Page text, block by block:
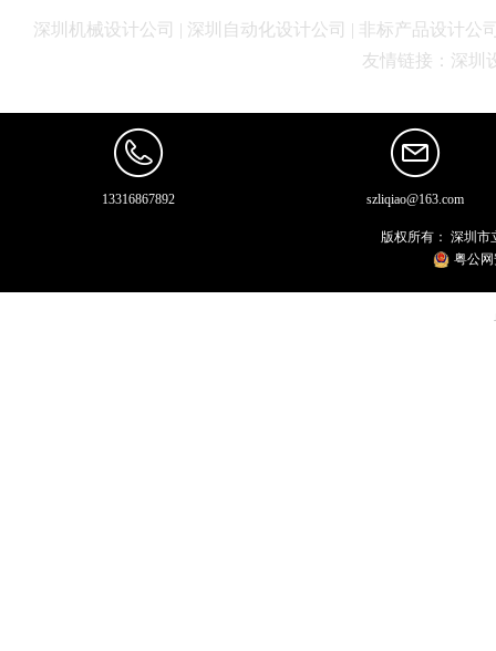
深圳机械设计公司 | 深圳自动化设计公司 | 非标产品设计
友情链接： 深圳
版权所有： 深圳市
13316867892 szliqiao@163.com
粤公